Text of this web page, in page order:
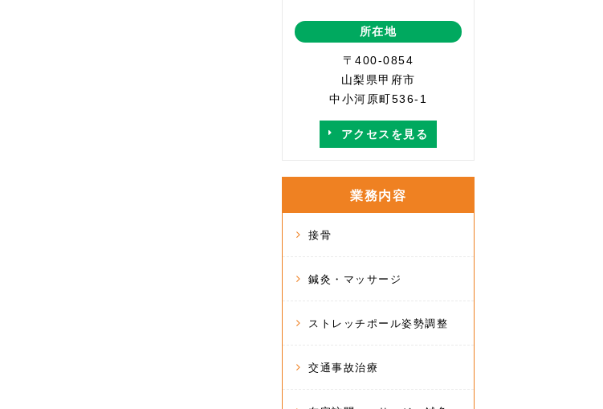
所在地
〒400-0854
山梨県甲府市
中小河原町536-1
アクセスを見る
業務内容
接骨
鍼灸・マッサージ
ストレッチポール姿勢調整
交通事故治療